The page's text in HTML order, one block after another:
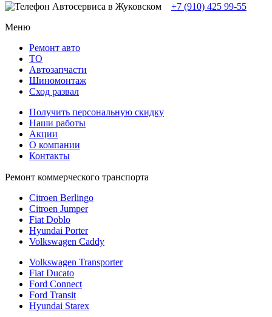
+7 (910) 425 99-55
Меню
Ремонт авто
TO
Автозапчасти
Шиномонтаж
Сход развал
Получить персональную скидку
Наши работы
Акции
О компании
Контакты
Ремонт коммерческого транспорта
Citroen Berlingo
Citroen Jumper
Fiat Doblo
Hyundai Porter
Volkswagen Caddy
Volkswagen Transporter
Fiat Ducato
Ford Connect
Ford Transit
Hyundai Starex